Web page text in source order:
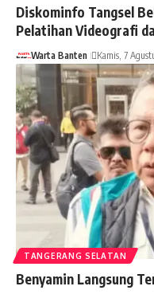
Diskominfo Tangsel
Pelatihan Videografi
Warta Banten Kamis, 7
TANGERANG SELATAN
Benyamin Langsung